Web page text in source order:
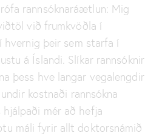
rannsóknaráætlun: Mig
við frumkvöðla í
þeir sem starfa í
á Íslandi. Slíkar rannsóknir
þess hve langar vegalengdir
kostnaði rannsókna
hjálpaði mér að hefja
máli fyrir allt doktorsnámið